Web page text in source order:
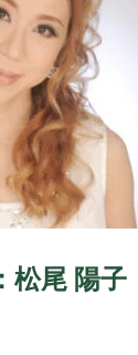
松尾 陽子